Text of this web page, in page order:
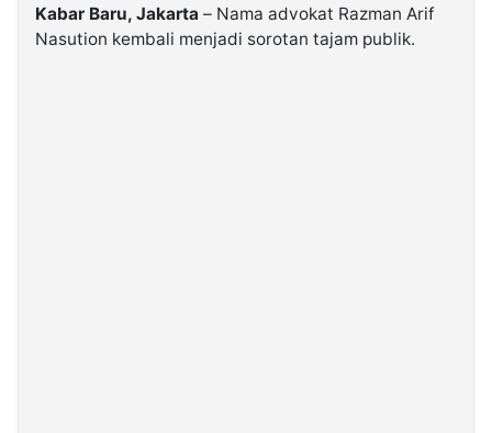
Kabar Baru, Jakarta – Nama advokat Razman Arif
Nasution kembali menjadi sorotan tajam publik.